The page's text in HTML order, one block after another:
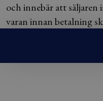
och innebär att
varan innan betalning